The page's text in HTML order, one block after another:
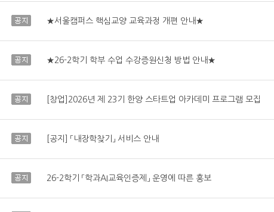
공지 ★서울캠퍼스 핵심교양 교육과정 개편 안내★
공지 ★26-2학기 학부 수업 수강증원신청 방법 안내★
공지 [창업]2026년 제 23기 한양 스타트업 아카데미 프로그램 모집
공지 [공지] 「내장학찾기」 서비스 안내
공지 26-2학기 「학과AI교육인증제」 운영에 따른 홍보